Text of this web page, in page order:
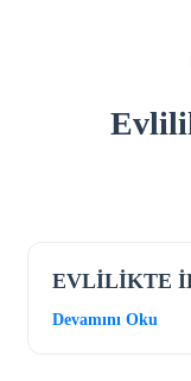
EVLİLİKTE
Devamını Oku